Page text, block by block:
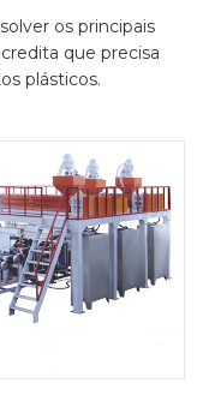
os principais
que precisa
plásticos.